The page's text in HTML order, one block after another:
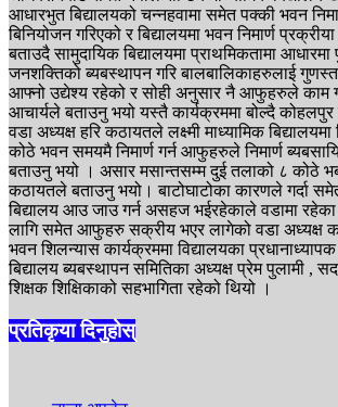
आधारभुत बिद्यालयको चन्नहवामा समेत पक्की भवन
बिनियोजन गरिएको र बिद्यालयमा भवन निमार्ण
बताउदै सामुदायिक बिद्यालयमा प्राथमिकतामा आधारमा
जनशक्तिको ब्यबस्थापन गरि बालबालिकाहरुलाई
आफ्नो उद्येश्य रहेको र सोही अनुसार नै आफुहरुले काम
आचार्यले बताउनु भयो यस्तै कार्यक्रममा बोल्दै
वडा अध्यक्ष हरि कठायतले लक्ष्मी माध्यामिक बिद्यालयमा
कोठे भवन समयमै निमार्ण गर्न आफुहरुले निमार्ण
बताउनु भयो । असार मसान्तसम्म दुई तलाको ८ कोठे
कठायतले बताउनु भयो। बाटोघाटोका कारणले गर्दा
बिद्यालय आउ जाउ गर्न असहज भईरहेकाले वडामा रहेका
लागि समेत आफुहरु सक्रीय भएर लागेको वडा अध्यक्ष
भवन शिलन्यास कार्यक्रममा विद्यालयका
बिद्यालय ब्यबस्थापन समितिका अध्यक्ष प्रेम पुलामी ,
शिक्षक शिक्षिकाको सहभागिता रहेको थियो ।
प्रतिकृया दिनुहोस्